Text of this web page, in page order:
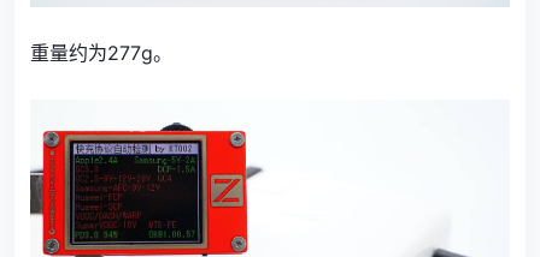
重量约为277g。